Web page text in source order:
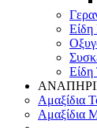
Είδη
Είδη
Αμαξίδια
Αμαξίδια